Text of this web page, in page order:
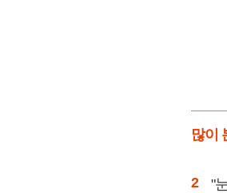
많이
"